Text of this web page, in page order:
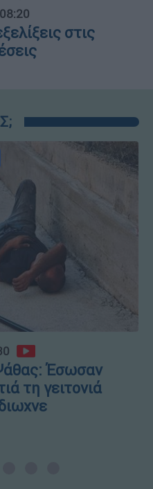
στις
Έσωσαν
τη γειτονιά